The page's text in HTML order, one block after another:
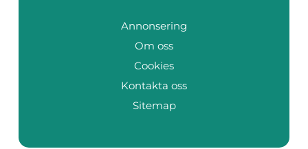
Annonsering
Om oss
Cookies
Kontakta oss
Sitemap